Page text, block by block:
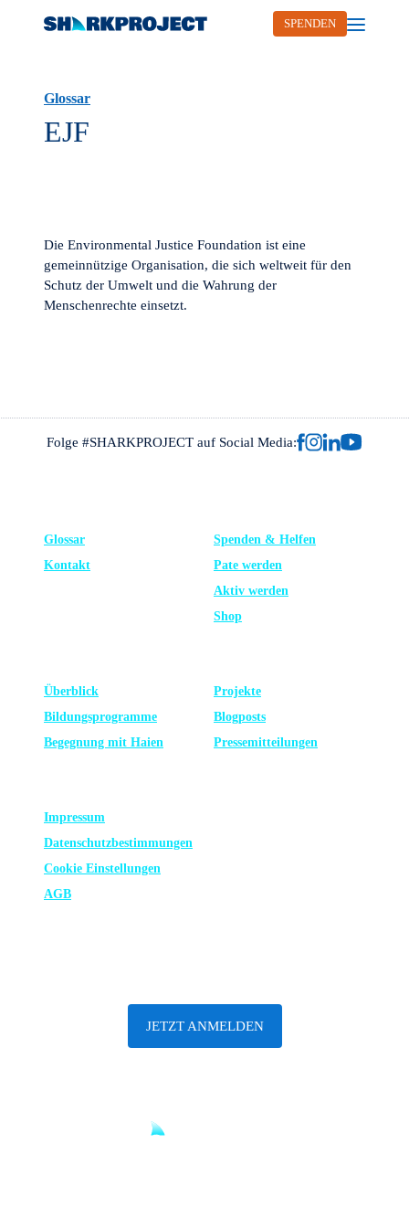
SPENDEN
Open
Glossar
EJF
Die Environmental Justice Foundation ist eine
gemeinnützige Organisation, die sich weltweit für den
Schutz der Umwelt und die Wahrung der
Menschenrechte einsetzt.
Folge #SHARKPROJECT auf Social Media:
Glossar
Kontakt
Spenden & Helfen
Pate werden
Aktiv werden
Shop
Überblick
Bildungsprogramme
Begegnung mit Haien
Projekte
Blogposts
Presse­mitteilungen
Impressum
Datenschutz­bestimmungen
Cookie Einstellungen
AGB
JETZT ANMELDEN